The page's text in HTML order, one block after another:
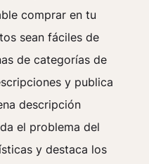
comprar en tu
sean fáciles de
de categorías de
y publica
descripción
el problema del
y destaca los